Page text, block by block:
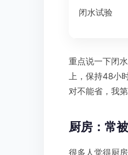
闭水试验
重点说一下闭
上，保持48小
对不能省，我
厨房：常
很多人觉得厨